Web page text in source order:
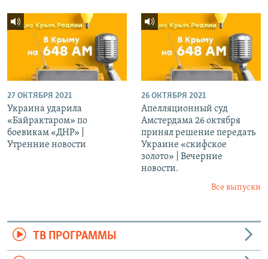
27 ОКТЯБРЯ 2021
Украина ударила
«Байрактаром» по
боевикам «ДНР» |
Утренние новости
26 ОКТЯБРЯ 2021
Апелляционный суд
Амстердама 26 октября
принял решение передать
Украине «скифское
золото» | Вечерние
новости.
Все выпуски
ТВ ПРОГРАММЫ